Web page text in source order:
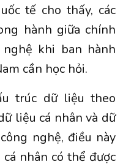
tế cho thấy, các
hành giữa chính
khi ban hành
cần học hỏi.
trúc dữ liệu theo
liệu cá nhân và dữ
nghệ, điều này
nhân có thể được